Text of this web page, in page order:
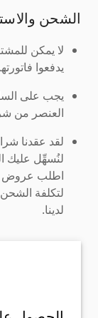
الشحن
لا يمكن
يدفعوا
يجب على
العنصر من
لقد عقدنا
لنُسهِّل عليك
اطلب عروض
لتكلفة
لدينا.